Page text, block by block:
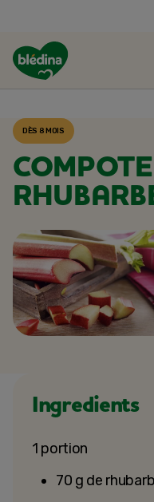
ACCUEIL
DÈS 8 MOIS
Ingredients
1 portion
70 g de